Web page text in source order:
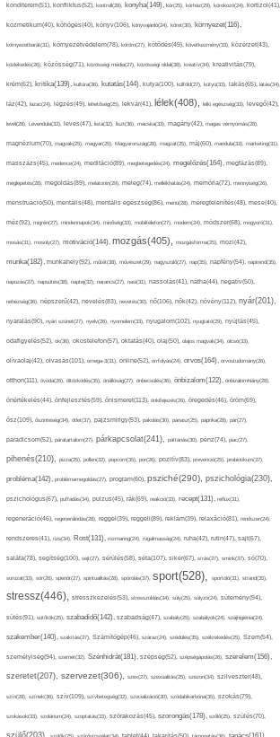
konditerem(51), konfliktus(52), kontroll(28), konyha(149), kór(25), kórház(29), kórokozó(24), kortizol(41),
kozmetikum(40), köhögés(40), könyv(106), könyvajánló(24), köret(30), környezet(116),
környezetbarát(31), környezetvédelem(78), köröm(27), kötődés(49), következmény(33), közérzet(43),
közlekedés(26), közösség(71), közösségi média(27), közösségi oldal(38), kreatív(34), kreativitás(79),
krém(62), kritika(139), kultúra(36), kutatás(144), kutya(100), külföld(27), kütyü(33), lakás(65), látás(34),
láz(42), lazac(24), légzés(49), lehetőség(25), lekvár(41), lélek(408), lelki egészség(33), levegő(42),
levél(28), Levendula(32), leves(47), lista(32), liszt(36), macska(33), magány(42), magas vérnyomás(28),
magnézium(70), magvak(25), magyar(25), Magyarország(28), magzat(25), máj(60), mandula(33), marketing(31),
masszázs(45), medence(24), meditáció(89), megbetegedés(24), megelőzés(164), megfázás(89),
meglepetés(28), megoldás(89), melatonin(29), meleg(74), mellékhatás(24), memória(72), mennyiség(26),
menstruáció(50), mentális(48), mentális egészség(86), menü(28), méregtelenítés(48), mese(40),
méz(92), migrén(27), mindennapok(34), minőség(33), mobiltelefon(27), modern(24), módszer(68), mogyoró(31),
mosás(31), mosoly(27), motiváció(144), mozgás(405), mozgásforma(25), mozi(42),
munka(182), munkahely(92), műtét(38), művészet(29), nagyszülő(27), nap(35), napfény(54), napirend(35),
napozás(37), napsütés(38), naptej(32), narancs(27), nasi(31), nassolás(41), nátha(44), negatív(50),
nehézség(36), népszerű(42), nevelés(83), nevetés(30), nő(106), nők(42), növény(112), nyár(201),
nyaralás(90), nyári szünet(27), nyelv(26), nyomelem(33), nyugalom(102), nyugtató(29), nyújtás(45),
odafigyelés(52), ok(36), okostelefon(57), oktatás(40), olaj(50), olajos magvak(34), olcsó(33),
olívaolaj(42), olvasás(101), omega-3(31), online(52), orrfolyás(24), orvos(164), orvostudomány(26),
otthon(111), óvoda(26), öltözködés(35), önállóság(27), önbecsülés(36), önbizalom(122), önbizalomhiány(28),
önértékelés(44), önfejlesztés(59), önismeret(113), önkifejezés(26), öregedés(46), öröm(69),
ősz(109), őszinteség(34), ötlet(37), pajzsmirigy(53), pakolás(30), panasz(25), paprika(28), pár(27),
paradicsom(52), páratartalom(27), párkapcsolat(241), pattanás(30), pénz(74), piac(27),
pihenés(210), pizza(25), pollen(32), popcorn(35), por(26), pozitív(83), prevenció(25), probiotikum(37),
probléma(142), problémamegoldás(27), program(60), psziché(290), pszichológia(230),
pszichológus(67), puffadás(34), pulzus(45), rák(69), reakció(33), recept(131), reflux(31),
regeneráció(46), regenerálódás(28), reggel(39), reggeli(89), reklám(39), relaxáció(81), rendszer(24),
rendszeres(41), rizs(34), Rost(131), rozmaring(24), rugalmasság(24), ruha(42), rutin(47), sajt(67),
saláta(78), segítség(100), sejt(27), sérülés(58), séta(107), siker(67), sírás(27), smink(37), só(70),
sorozat(33), sör(26), spenót(27), spiritualitás(28), spórolás(37), sport(528), sportoló(31), strand(35),
stressz(446), stresszkezelés(53), stresszoldás(34), súly(25), súlyzó(24), sütemény(94),
sütés(91), sütőtök(25), szabadidő(142), szabadság(47), szabály(25), szabályok(24), szájhigiénia(24),
szakember(140), szakítás(27), Számítógép(46), száraz(24), szédülés(35), székrekedés(25), Szem(54),
személyiség(94), szemét(32), Szénhidrát(181), szépség(52), szépségápolás(26), szerelem(156),
szeretet(207), szervezet(306), szex(27), szexualitás(25), szezon(34), szilveszter(48),
szín(28), színek(36), szív(109), szívbetegség(32), szocializáció(30), szódabikarbóna(35), szokás(79),
szokások(33), szolárium(24), szoptatás(33), szórakozás(45), szorongás(178), szőlő(25), szülés(70),